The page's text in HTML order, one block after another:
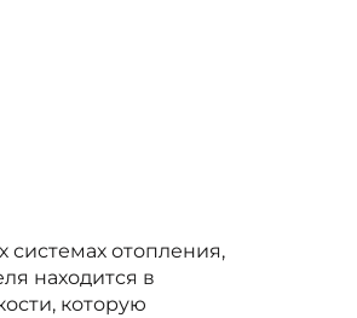
отопления,
находится в
которую